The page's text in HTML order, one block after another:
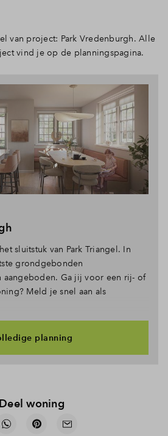
van project: Park Vredenburgh. Alle
vind je op de planningspagina.
sluitstuk van Park Triangel. In
grondgebonden
aangeboden. Ga jij voor een rij- of
Meld je snel aan als
planning
Deel woning